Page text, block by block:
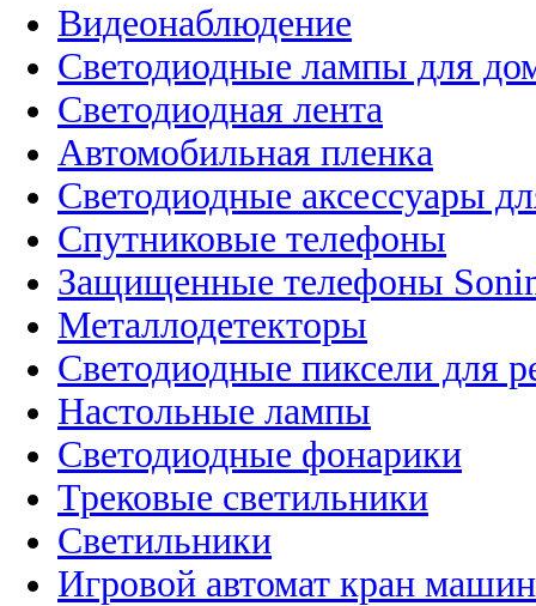
Видеонаблюдение
Светодиодные лампы для
Светодиодная лента
Автомобильная пленка
Светодиодные аксессуары
Спутниковые телефоны
Защищенные телефоны
Металлодетекторы
Светодиодные пиксели для
Настольные лампы
Светодиодные фонарики
Трековые светильники
Светильники
Игровой автомат кран